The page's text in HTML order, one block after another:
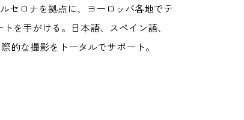
セロナを拠点に、ヨーロッパ各地でテ
を手がける。日本語、スペイン語、
的な撮影をトータルでサポート。